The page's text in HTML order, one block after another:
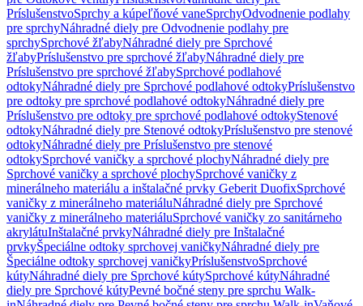
PríslušenstvoSprchy a kúpeľňové vaneSprchyOdvodnenie podlahy
pre sprchyNáhradné diely pre Odvodnenie podlahy pre
sprchySprchové žľabyNáhradné diely pre Sprchové
žľabyPríslušenstvo pre sprchové žľabyNáhradné diely pre
Príslušenstvo pre sprchové žľabySprchové podlahové
odtokyNáhradné diely pre Sprchové podlahové odtokyPríslušenstvo
pre odtoky pre sprchové podlahové odtokyNáhradné diely pre
Príslušenstvo pre odtoky pre sprchové podlahové odtokyStenové
odtokyNáhradné diely pre Stenové odtokyPríslušenstvo pre stenové
odtokyNáhradné diely pre Príslušenstvo pre stenové
odtokySprchové vaničky a sprchové plochyNáhradné diely pre
Sprchové vaničky a sprchové plochySprchové vaničky z
minerálneho materiálu a inštalačné prvky Geberit DuofixSprchové
vaničky z minerálneho materiáluNáhradné diely pre Sprchové
vaničky z minerálneho materiáluSprchové vaničky zo sanitárneho
akrylátuInštalačné prvkyNáhradné diely pre Inštalačné
prvkyŠpeciálne odtoky sprchovej vaničkyNáhradné diely pre
Špeciálne odtoky sprchovej vaničkyPríslušenstvoSprchové
kútyNáhradné diely pre Sprchové kútySprchové kútyNáhradné
diely pre Sprchové kútyPevné bočné steny pre sprchu Walk-